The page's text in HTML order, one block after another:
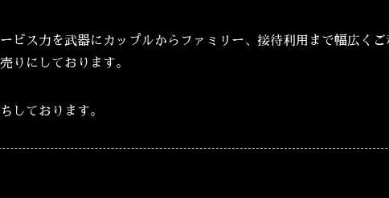
ービス力を武器にカップルからファミリー、接待利用まで幅広く
りにしております。
しております。